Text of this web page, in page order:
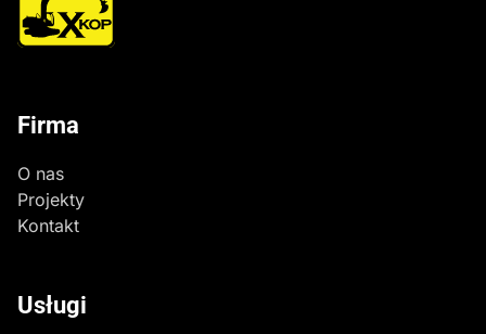
Firma
O nas
Projekty
Kontakt
Usługi